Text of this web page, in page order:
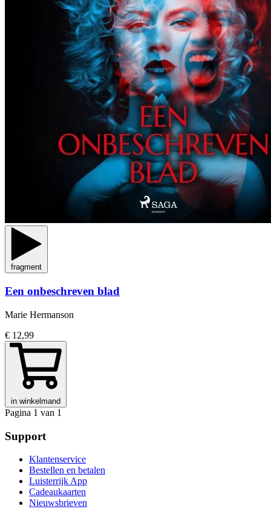
fragment
Een onbeschreven blad
Marie Hermanson
€ 12,99
in winkelmand
Pagina 1 van 1
Support
Klantenservice
Bestellen en betalen
Luisterrijk App
Cadeaukaarten
Nieuwsbrieven